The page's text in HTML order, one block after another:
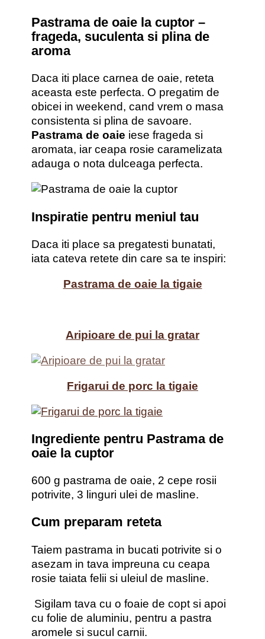
Pastrama de oaie la cuptor –
frageda, suculenta si plina de
aroma
Daca iti place carnea de oaie, reteta
aceasta este perfecta. O pregatim de
obicei in weekend, cand vrem o masa
consistenta si plina de savoare.
Pastrama de oaie iese frageda si
aromata, iar ceapa rosie caramelizata
adauga o nota dulceaga perfecta.
Inspiratie pentru meniul tau
Daca iti place sa pregatesti bunatati,
iata cateva retete din care sa te inspiri:
Pastrama de oaie la tigaie
Aripioare de pui la gratar
Frigarui de porc la tigaie
Ingrediente pentru Pastrama de
oaie la cuptor
600 g pastrama de oaie, 2 cepe rosii
potrivite, 3 linguri ulei de masline.
Cum preparam reteta
Taiem pastrama in bucati potrivite si o
asezam in tava impreuna cu ceapa
rosie taiata felii si uleiul de masline.
Sigilam tava cu o foaie de copt si apoi
cu folie de aluminiu, pentru a pastra
aromele si sucul carnii.